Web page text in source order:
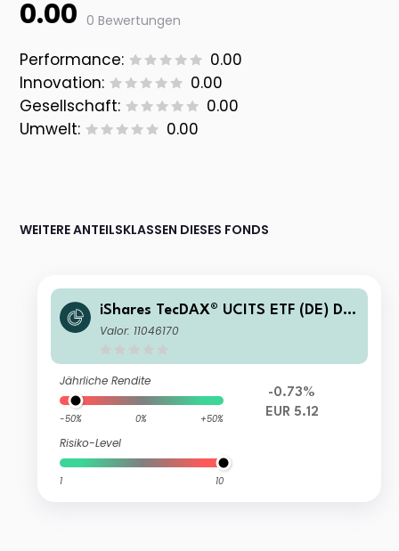
0.00 0 Bewertungen
Performance:
0.00
Innovation:
0.00
Gesellschaft:
0.00
Umwelt:
0.00
WEITERE ANTEILSKLASSEN DIESES FONDS
iShares TecDAX® UCITS ETF (DE) Dis
t
Valor: 11046170
Jährliche Rendite
-50% 0% +50%
Risiko-Level
1 10
-0.73%
EUR 5.12